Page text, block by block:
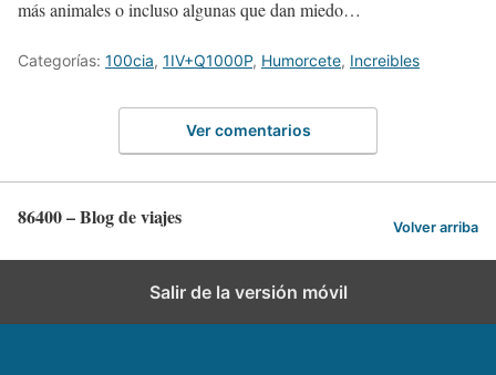
más animales o incluso algunas que dan miedo…
Categorías: 100cia, 1IV+Q1000P, Humorcete, Increibles
Ver comentarios
86400 – Blog de viajes Volver arriba
Salir de la versión móvil